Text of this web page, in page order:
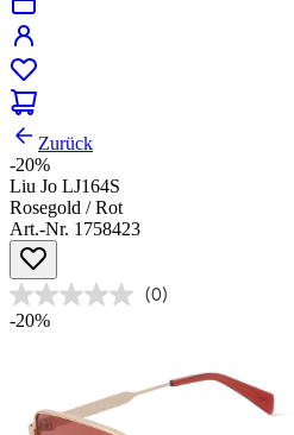
Zurück
-20%
Liu Jo LJ164S
Rosegold / Rot
Art.-Nr. 1758423
(0)
-20%